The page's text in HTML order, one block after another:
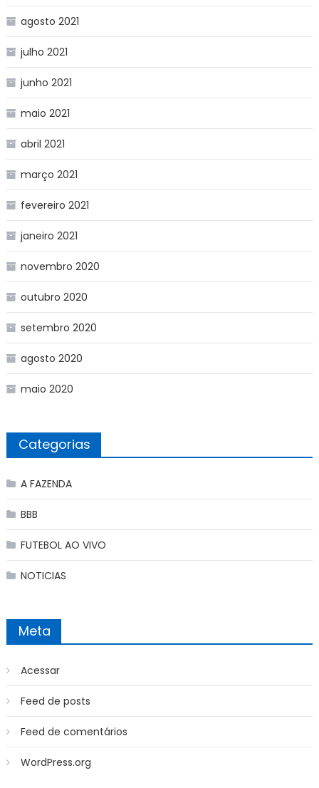
agosto 2021
julho 2021
junho 2021
maio 2021
abril 2021
março 2021
fevereiro 2021
janeiro 2021
novembro 2020
outubro 2020
setembro 2020
agosto 2020
maio 2020
Categorias
A FAZENDA
BBB
FUTEBOL AO VIVO
NOTICIAS
Meta
Acessar
Feed de posts
Feed de comentários
WordPress.org